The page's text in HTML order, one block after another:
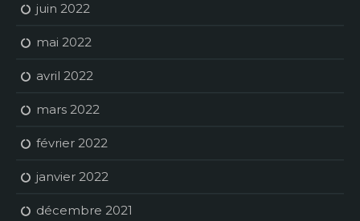
juin 2022
mai 2022
avril 2022
mars 2022
février 2022
janvier 2022
décembre 2021